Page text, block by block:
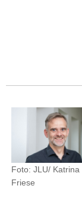
Foto: JLU/ Katrina
Friese